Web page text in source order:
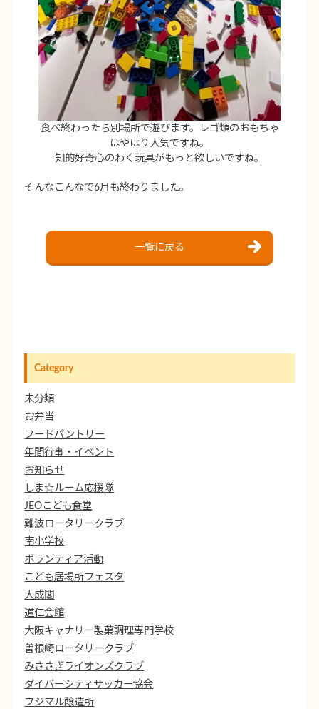
食べ終わったら別場所で遊びます。レゴ類のおもちゃ
はやはり人気ですね。
知的好奇心のわく玩具がもっと欲しいですね。
そんなこんなで6月も終わりました。
一覧に戻る
Category
未分類
お弁当
フードパントリー
年間行事・イベント
お知らせ
しま☆ルーム応援隊
JEOこども食堂
難波ロータリークラブ
南小学校
ボランティア活動
こども居場所フェスタ
大成閣
道仁会館
大阪キャナリー製菓調理専門学校
曽根崎ロータリークラブ
みささぎライオンズクラブ
ダイバーシティサッカー協会
フジマル醸造所